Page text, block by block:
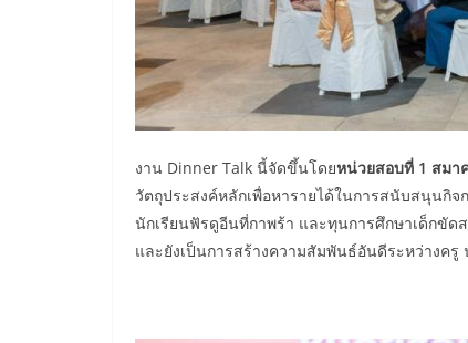
งาน Dinner Talk นี้จัดขึ้นโดยหน่วยสอบที่ 1 สมา
วัตถุประสงค์หลักเพื่อหารายได้ในการสนับสนุนกิ
นักเรียนฟัรดูอีนที่กาพร้า และทุนการศึกษาเด็กขัด
และยังเป็นการสร้างความสัมพันธ์อันดีระหว่างครู